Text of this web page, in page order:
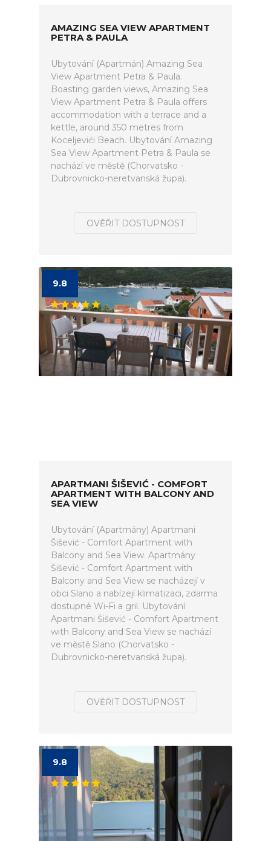
AMAZING SEA VIEW APARTMENT
PETRA & PAULA
Ubytování (Apartmán) Amazing Sea
View Apartment Petra & Paula.
Boasting garden views, Amazing Sea
View Apartment Petra & Paula offers
accommodation with a terrace and a
kettle, around 350 metres from
Koceljevići Beach. Ubytování Amazing
Sea View Apartment Petra & Paula se
nachází ve městě (Chorvatsko -
Dubrovnicko-neretvanská župa).
OVĚŘIT DOSTUPNOST
9.8
APARTMANI ŠIŠEVIĆ - COMFORT
APARTMENT WITH BALCONY AND
SEA VIEW
Ubytování (Apartmány) Apartmani
Šišević - Comfort Apartment with
Balcony and Sea View. Apartmány
Šišević - Comfort Apartment with
Balcony and Sea View se nacházejí v
obci Slano a nabízejí klimatizaci, zdarma
dostupné Wi-Fi a gril. Ubytování
Apartmani Šišević - Comfort Apartment
with Balcony and Sea View se nachází
ve městě Slano (Chorvatsko -
Dubrovnicko-neretvanská župa).
OVĚŘIT DOSTUPNOST
9.8